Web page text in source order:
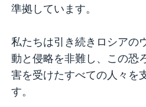
準拠しています。
私たちは引き続きロシアの
動と侵略を非難し、この恐
害を受けたすべての人々を
す。